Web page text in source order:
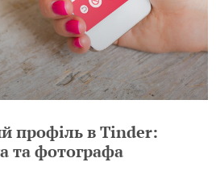
профіль в Tinder:
та фотографа